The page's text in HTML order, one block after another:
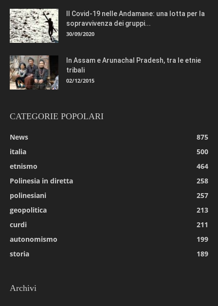
Il Covid-19 nelle Andamane: una lotta per la
sopravvivenza dei gruppi...
30/09/2020
In Assam e Arunachal Pradesh, tra le etnie
tribali
02/12/2015
CATEGORIE POPOLARI
News
875
italia
500
etnismo
464
Polinesia in diretta
258
polinesiani
257
geopolitica
213
curdi
211
autonomismo
199
storia
189
Archivi